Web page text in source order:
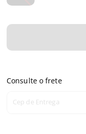
Consulte o frete
Cep de Entrega